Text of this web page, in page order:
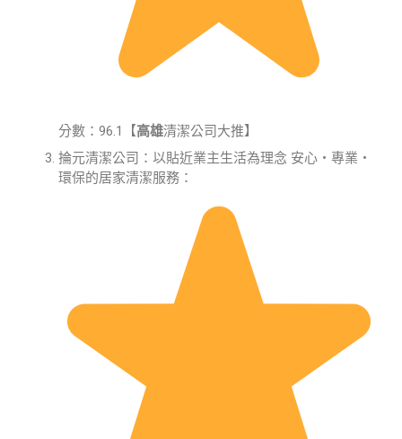
分數：96.1【高雄清潔公司大推】
掄元清潔公司：以貼近業主生活為理念 安心・專業・
環保的居家清潔服務：